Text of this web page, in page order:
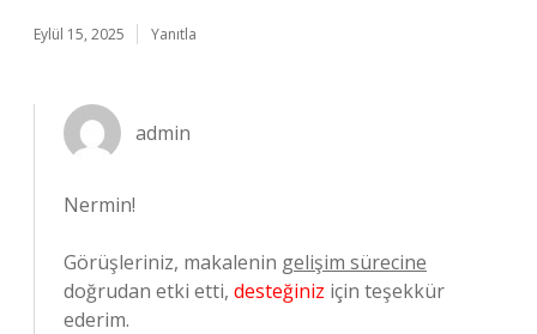
Eylül 15, 2025 Yanıtla
admin
Nermin!
Görüşleriniz, makalenin gelişim sürecine
doğrudan etki etti, desteğiniz için teşekkür
ederim.